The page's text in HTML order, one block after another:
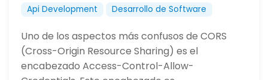
Api Development Desarrollo de Software
Uno de los aspectos más confusos de CORS
(Cross-Origin Resource Sharing) es el
encabezado Access-Control-Allow-